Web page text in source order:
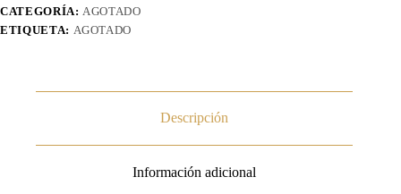
CATEGORÍA: AGOTADO
ETIQUETA: AGOTADO
Descripción
Información adicional